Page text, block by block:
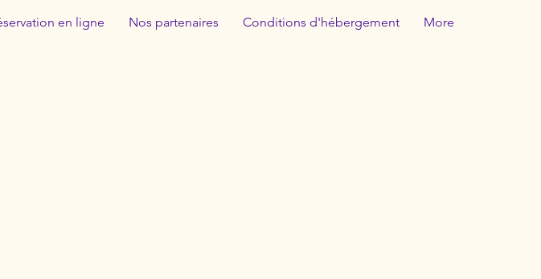
en ligne Nos partenaires Conditions d'hébergement More